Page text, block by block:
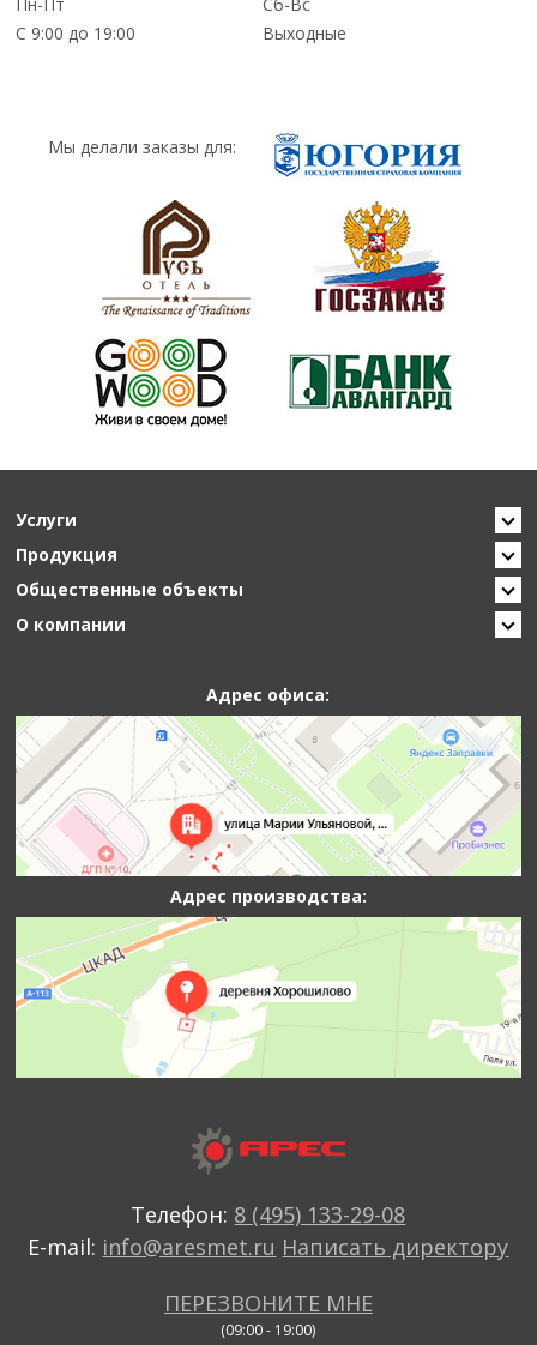
С 9:00 до 19:00
Выходные
Мы делали заказы для:
Услуги
Продукция
Общественные объекты
О компании
Адрес офиса:
Адрес производства:
Телефон: 8 (495) 133-29-08
E-mail: info@aresmet.ru Написать директору
ПЕРЕЗВОНИТЕ МНЕ
(09:00 - 19:00)